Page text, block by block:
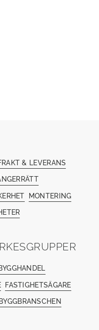
& LEVERANS
MONTERING
FASTIGHETSÄGARE